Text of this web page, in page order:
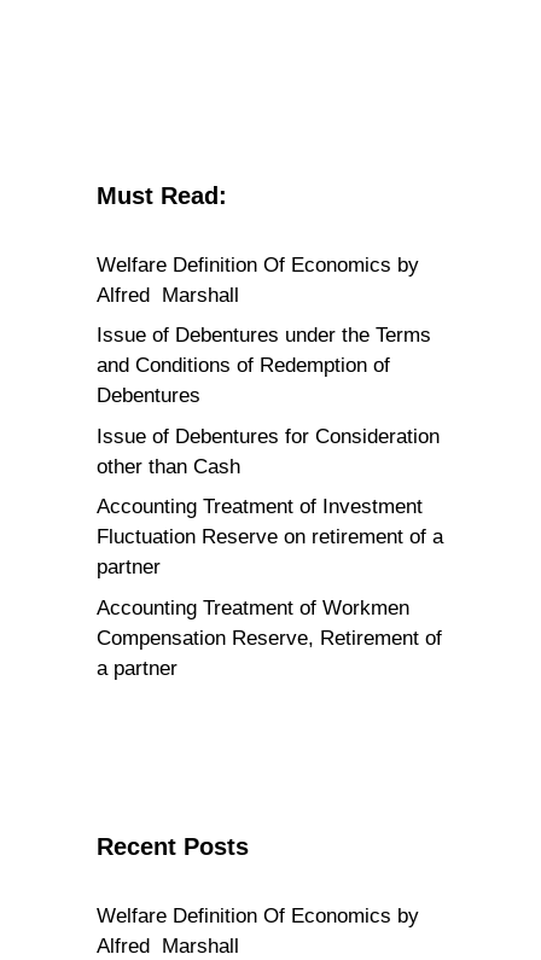
Must Read:
Welfare Definition Of Economics by
Alfred Marshall
Issue of Debentures under the Terms
and Conditions of Redemption of
Debentures
Issue of Debentures for Consideration
other than Cash
Accounting Treatment of Investment
Fluctuation Reserve on retirement of a
partner
Accounting Treatment of Workmen
Compensation Reserve, Retirement of
a partner
Recent Posts
Welfare Definition Of Economics by
Alfred Marshall